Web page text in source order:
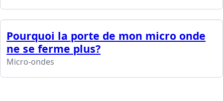
Pourquoi la porte de mon micro onde
ne se ferme plus?
Micro-ondes